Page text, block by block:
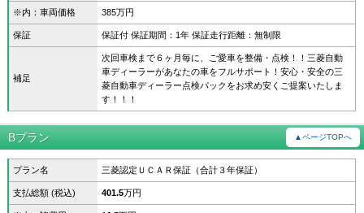
※内：車両価格 385万円
保証 保証付 保証期間：1年 保証走行距離：無制限
補足
次回車検まで６ヶ月毎に、ご愛車を整備・点検！！三菱自動
車ディーラーがあなたの車をフルサポート！安心・安全の三
菱自動車ディーラー点検パックをお求め安くご提案いたしま
す！！！
Bプラン ▲ページTOPへ
プラン名 三菱認定ＵＣＡＲ保証（合計３年保証）
支払総額 (税込) 401.5万円